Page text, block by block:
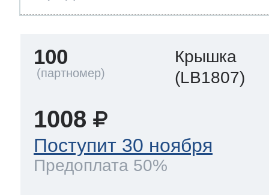
100
Крышка
(LB1807)
1008
Поступит 30 ноября
Предоплата 50%